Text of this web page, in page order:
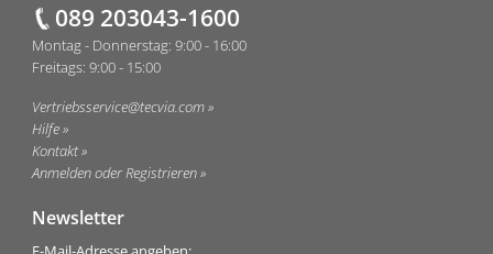
089 203043-1600
Montag - Donnerstag: 9:00 - 16:00
Freitags: 9:00 - 15:00
Vertriebsservice@tecvia.com
Hilfe
Kontakt
Anmelden oder Registrieren
Newsletter